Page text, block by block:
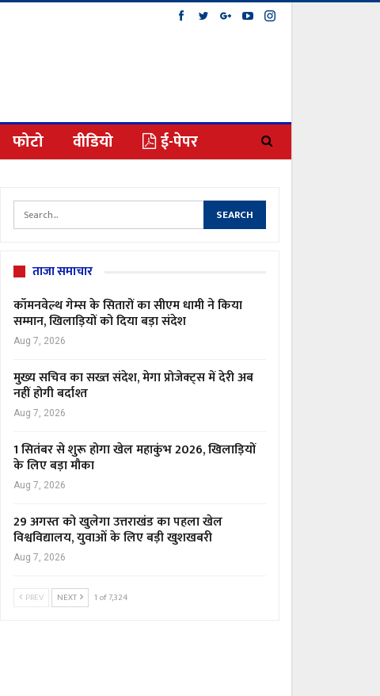
फोटो वीडियो ई-पेपर
ताजा समाचार
कॉमनवेल्थ गेम्स के सितारों का सीएम धामी ने किया
सम्मान, खिलाड़ियों को दिया बड़ा संदेश
Aug 7, 2026
मुख्य सचिव का सख्त संदेश, मेगा प्रोजेक्ट्स में देरी अब
नहीं होगी बर्दाश्त
Aug 7, 2026
1 सितंबर से शुरू होगा खेल महाकुंभ 2026, खिलाड़ियों
के लिए बड़ा मौका
Aug 7, 2026
29 अगस्त को खुलेगा उत्तराखंड का पहला खेल
विश्वविद्यालय, युवाओं के लिए बड़ी खुशखबरी
Aug 7, 2026
PREV NEXT 1 of 7,324